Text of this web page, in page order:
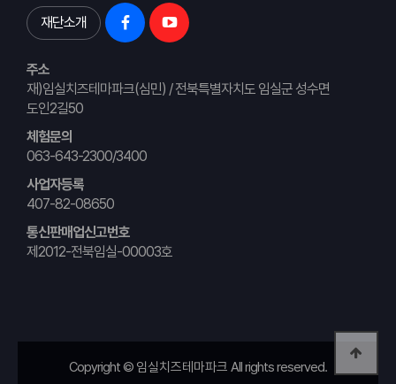
재단소개
주소
재)임실치즈테마파크(심민) / 전북특별자치도 임실군 성수면
도인2길50
체험문의
063-643-2300/3400
사업자등록
407-82-08650
통신판매업신고번호
제2012-전북임실-00003호
Copyright © 임실치즈테마파크 All rights reserved.